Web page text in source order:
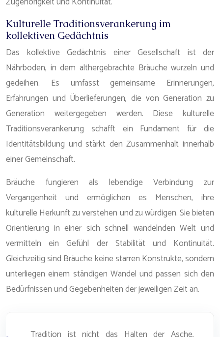
Kulturelle Traditionsverankerung im
kollektiven Gedächtnis
Das kollektive Gedächtnis einer Gesellschaft ist der
Nährboden, in dem althergebrachte Bräuche wurzeln und
gedeihen. Es umfasst gemeinsame Erinnerungen,
Erfahrungen und Überlieferungen, die von Generation zu
Generation weitergegeben werden. Diese kulturelle
Traditionsverankerung schafft ein Fundament für die
Identitätsbildung und stärkt den Zusammenhalt innerhalb
einer Gemeinschaft.
Bräuche fungieren als lebendige Verbindung zur
Vergangenheit und ermöglichen es Menschen, ihre
kulturelle Herkunft zu verstehen und zu würdigen. Sie bieten
Orientierung in einer sich schnell wandelnden Welt und
vermitteln ein Gefühl der Stabilität und Kontinuität.
Gleichzeitig sind Bräuche keine starren Konstrukte, sondern
unterliegen einem ständigen Wandel und passen sich den
Bedürfnissen und Gegebenheiten der jeweiligen Zeit an.